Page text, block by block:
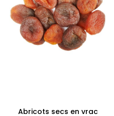
Abricots secs en vrac